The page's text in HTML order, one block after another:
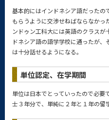
基本的にはインドネシア語だったの
もらうように交渉せねばならなか
ンドゥン工科大には英語のクラス
ドネシア語の語学学校に通ったが
は十分話せるようになる。
単位認定、在学期間
単位は日本でとっていったので必
士３年分で、単純に２年と１年の留